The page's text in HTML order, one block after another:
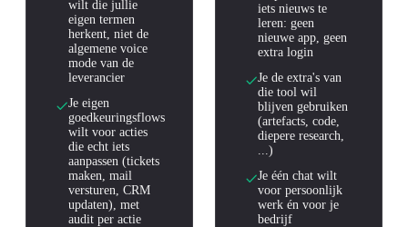
wilt die jullie
eigen termen
herkent, niet de
algemene voice
mode van de
leverancier
Je eigen
goedkeuringsflows
wilt voor acties
die echt iets
aanpassen (tickets
maken, mail
versturen, CRM
updaten), met
audit per actie
iets nieuws te
leren: geen
nieuwe app, geen
extra login
Je de extra's van
die tool wil
blijven gebruiken
(artefacts, code,
diepere research,
...)
Je één chat wilt
voor persoonlijk
werk én voor je
bedrijf